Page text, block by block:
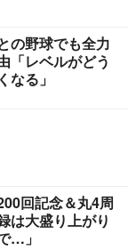
の野球でも全力
「レベルがどう
なる」
回記念＆丸4周
大盛り上がり
…」